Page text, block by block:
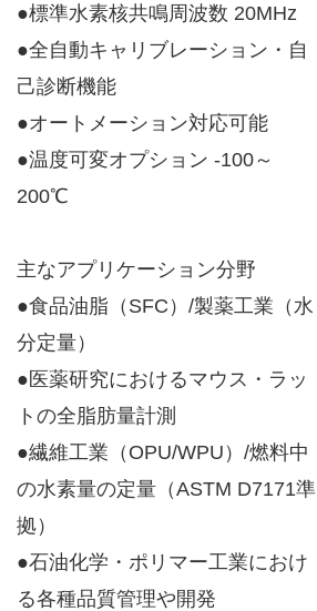
●標準水素核共鳴周波数 20MHz
●全自動キャリブレーション・自
己診断機能
●オートメーション対応可能
●温度可変オプション -100～
200℃
主なアプリケーション分野
●食品油脂（SFC）/製薬工業（水
分定量）
●医薬研究におけるマウス・ラッ
トの全脂肪量計測
●繊維工業（OPU/WPU）/燃料中
の水素量の定量（ASTM D7171準
拠）
●石油化学・ポリマー工業におけ
る各種品質管理や開発